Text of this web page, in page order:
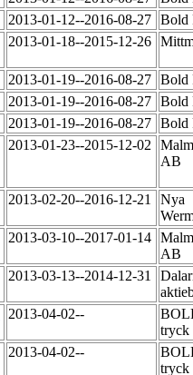
2013-01-12--2016-08-27 Bold
2013-01-18--2015-12-26
2013-01-19--2016-08-27 Bold
2013-01-19--2016-08-27 Bold
2013-01-19--2016-08-27 Bold
2013-01-23--2015-12-02
AB
2013-02-20--2016-12-21
Nya
2013-03-10--2017-01-14
AB
2013-03-13--2014-12-31
2013-04-02--
tryck
2013-04-02--
tryck